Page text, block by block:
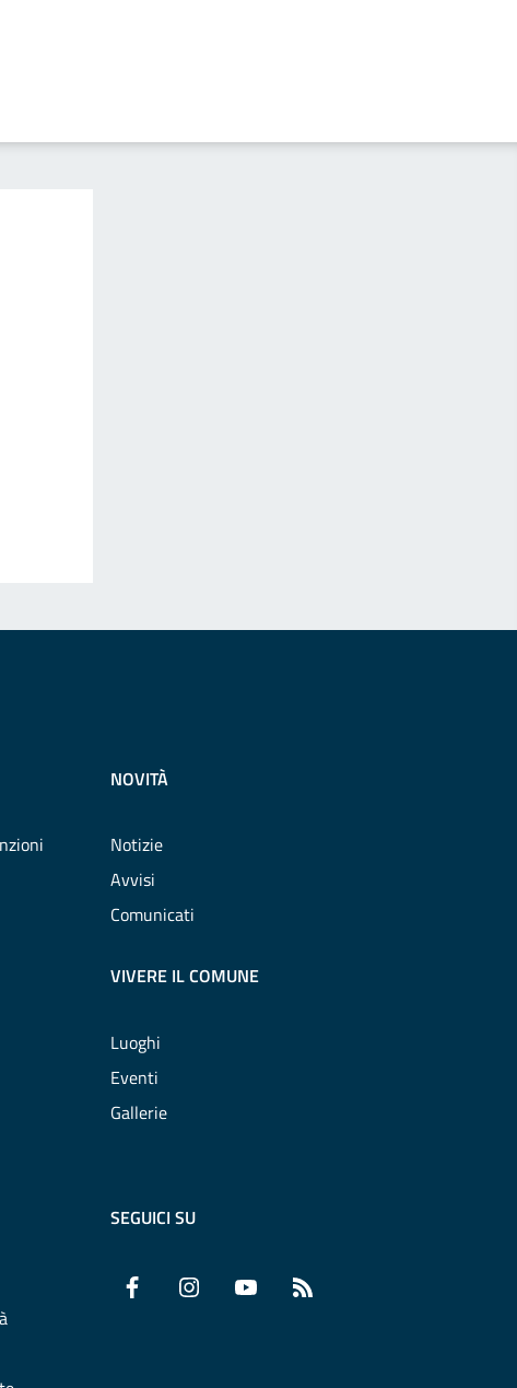
NOVITÀ
Notizie
Avvisi
Comunicati
VIVERE IL COMUNE
Luoghi
Eventi
Gallerie
SEGUICI SU
Facebook InstagramYouTube